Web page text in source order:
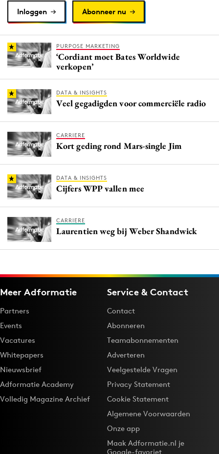
Inloggen Abonneer nu
PURPOSE MARKETING
‘Cordiant moet Bates Worldwide
verkopen’
DATA & INSIGHTS
Veel gegadigden voor commerciële radio
CARRIERE
Kort geding rond Mars-single Jim
DATA & INSIGHTS
Cijfers WPP vallen mee
CARRIERE
Laurentien weg bij Weber Shandwick
Meer Adformatie
Partners
Events
Vacatures
Whitepapers
Nieuwsbrief
Adformatie Academy
Volledig Magazine Archief
Service & Contact
Contact
Abonneren
Teamabonnementen
Adverteren
Veelgestelde Vragen
Privacy Statement
Cookie Statement
Algemene Voorwaarden
Onze app
Maak Adformatie.nl je
Google-favoriet